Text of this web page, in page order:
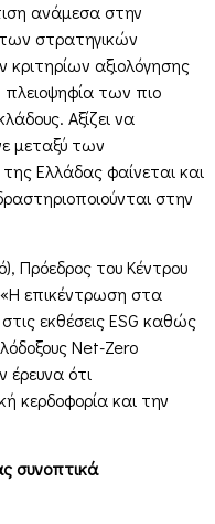
ανάμεσα στην
στρατηγικών
αξιολόγησης
πλειοψηφία των πιο
Αξίζει να
μεταξύ των
Ελλάδας φαίνεται και
στην
Πρόεδρος του Κέντρου
«Η επικέντρωση στα
εκθέσεις ESG καθώς
Net-Zero
έρευνα ότι
κερδοφορία και την
συνοπτικά